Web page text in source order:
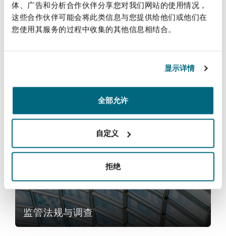
体、广告和分析合作伙伴分享您对我们网站的使用情况，
这些合作伙伴可能会将此类信息与您提供给他们或他们在
您使用其服务的过程中收集的其他信息相结合。
显示详情
全部允许
自定义
拒绝
Satellite & Space
Political Risk & Trade Credit
Property
Specialty
尼
泽西
藩市
伦多
兹
彻斯特，新贝利广场2号
兰
服务
监管法规与调查